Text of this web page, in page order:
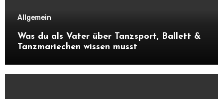
Allgemein
Was du als Vater über Tanzsport, Ballett &
Tanzmariechen wissen musst